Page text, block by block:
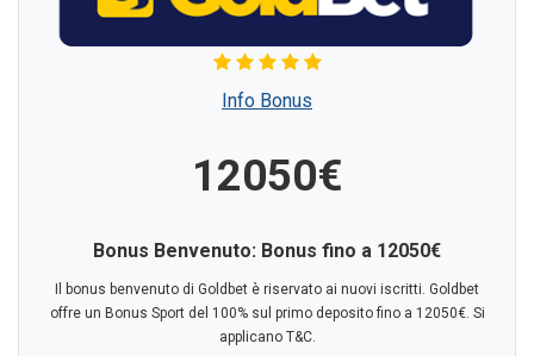
Info Bonus
12050€
Bonus Benvenuto: Bonus fino a 12050€
Il bonus benvenuto di Goldbet è riservato ai nuovi iscritti. Goldbet
offre un Bonus Sport del 100% sul primo deposito fino a 12050€. Si
applicano T&C.